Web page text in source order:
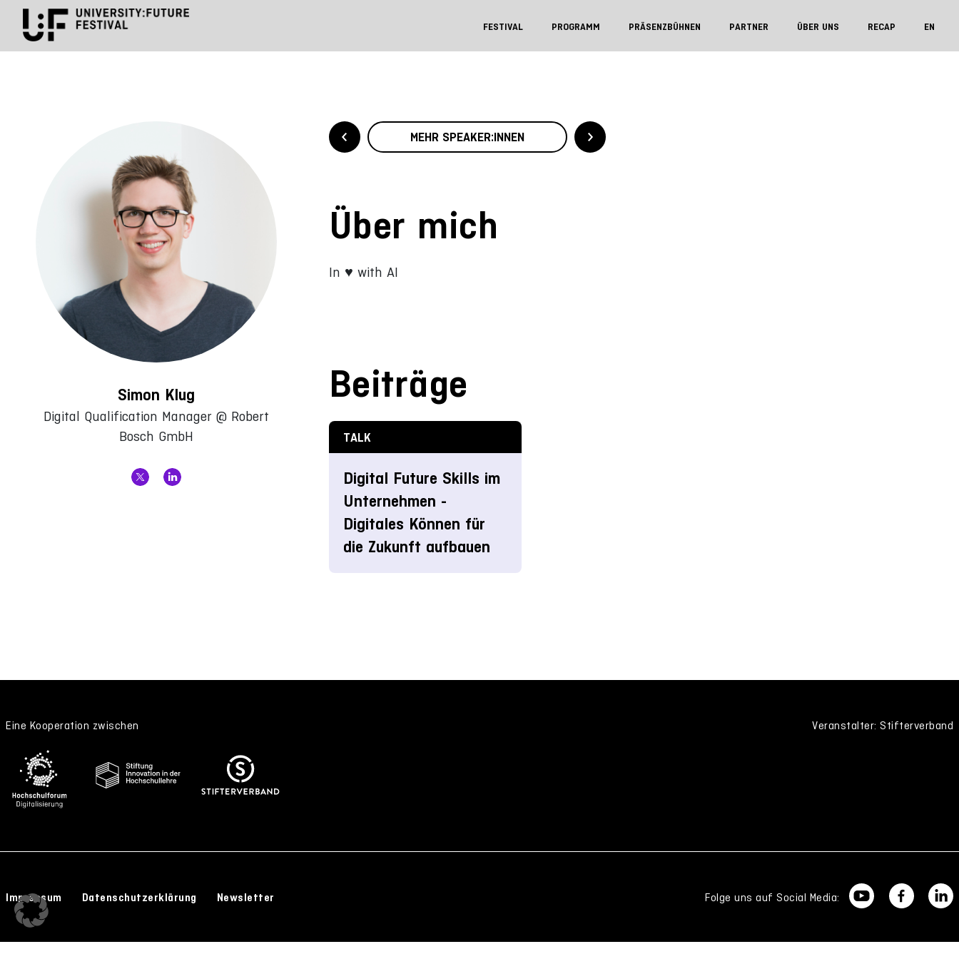
FESTIVAL PROGRAMM PRÄSENZBÜHNEN PARTNER ÜBER UNS RECAP EN
Simon Klug
Digital Qualification Manager @ Robert
Bosch GmbH
MEHR SPEAKER:INNEN
Über mich
In ♥️ with AI
Beiträge
TALK
Digital Future Skills im
Unternehmen -
Digitales Können für
die Zukunft aufbauen
Eine Kooperation zwischen Veranstalter: Stifterverband
Impressum Datenschutzerklärung Newsletter Folge uns auf Social Media: